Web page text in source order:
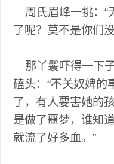
周氏眉峰一挑：“
了呢？莫不是你们
那丫鬟吓得一下
磕头：“不关奴婢的
了，有人要害她的
是做了噩梦，谁知
就流了好多血。”